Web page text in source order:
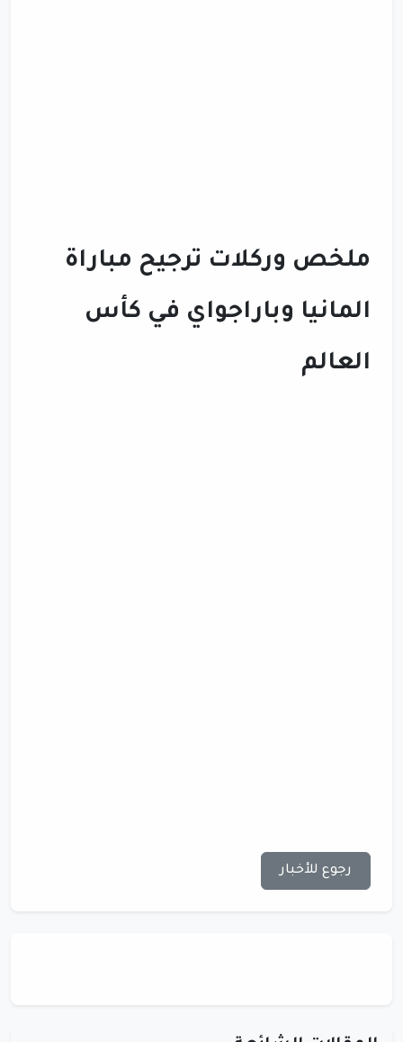
ملخص وركلات ترجيح مباراة
المانيا وباراجواي في كأس
العالم
رجوع للأخبار